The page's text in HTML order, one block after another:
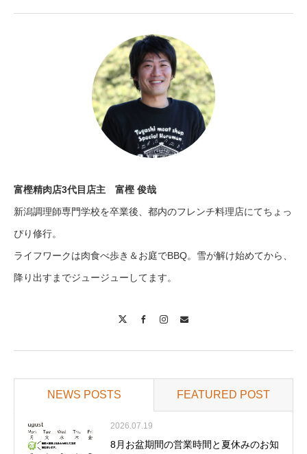
富樫精肉店3代目店主 富樫 俊哉
新潟調理師専門学校を卒業後、都内のフレンチ料理店にてちょっ
ぴり修行。
ライフワークは肉食べ歩き＆お庭でBBQ。雪が解け始めてから、
降り出すまでジュージューしてます。
NEWS POSTS FEATURED POST
2026.07.19
8月お盆期間の営業時間と夏休みのお知